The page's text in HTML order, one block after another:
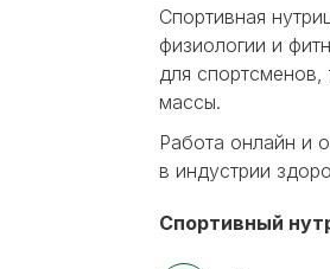
Спортивная
физиологии и
для
массы.
Спортивный
Работа онлайн и
в индустрии